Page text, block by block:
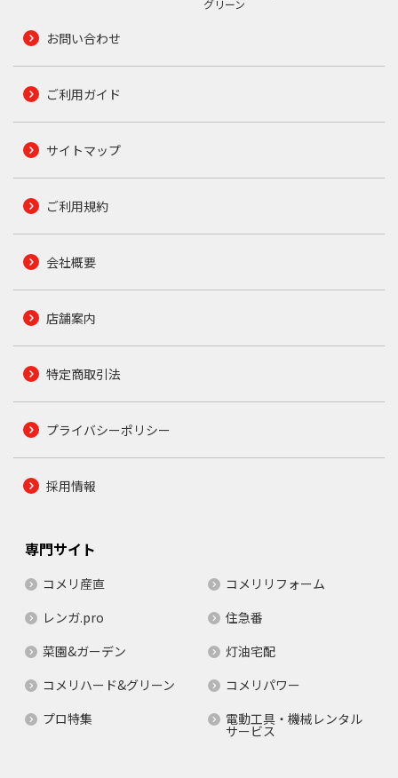
グリーン
お問い合わせ
ご利用ガイド
サイトマップ
ご利用規約
会社概要
店舗案内
特定商取引法
プライバシーポリシー
採用情報
専門サイト
コメリ産直
コメリリフォーム
レンガ.pro
住急番
菜園&ガーデン
灯油宅配
コメリハード&グリーン
コメリパワー
プロ特集
電動工具・機械レンタル
サービス